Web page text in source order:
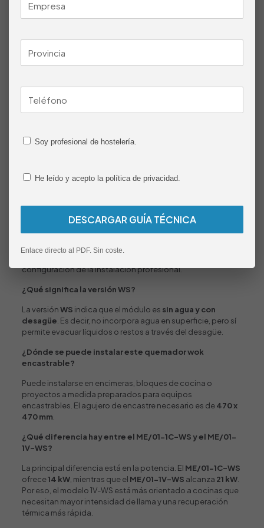
rápida, exterior marcado y producto jugoso en el interior.
Preguntas frecuentes
sobre el Quemador
Wok a Gas Encastrable
NTGAS ME/01-1V-WS
¿Qué potencia tiene el Quemador Wok NTGAS ME/01-
El modelo ME/01-1V-WS tiene una potencia de
pensada para cocinas profesionales que necesitan alta
durante el servicio.
Sí. ElQuemador Wok a Gas Encastrable NTGAS ME/01-
configuración de la instalación profesional.
¿Qué significa la versión WS?
La versiónWS indica que el módulo es sin agua y con
desagüe . Es decir, no incorpora agua en superficie, pero sí
permite evacuar líquidos o restos a través del desagüe.
¿Dónde se puede instalar este quemador wok
encastrable?
Puede instalarse en encimeras, bloques de cocina o
proyectos a medida preparados para equipos
encastrables. El agujero de encastre necesario es de470 x
470 mm
¿Qué diferencia hay entre el ME/01-1C-WS y el ME/01-
1V-WS?
La principal diferencia está en la potencia. El ME/01-1C-WS
ofrece14 kW, mientras que el ME/01-1V-WS alcanza 21 kW.
Por eso, el modelo 1V-WS está más orientado a cocinas que
necesitan mayor intensidad de llama y una recuperación
térmica más rápida.
Soy profesional de hostelería.
He leído y acepto la política de privacidad.
Enlace directo al PDF. Sin coste.